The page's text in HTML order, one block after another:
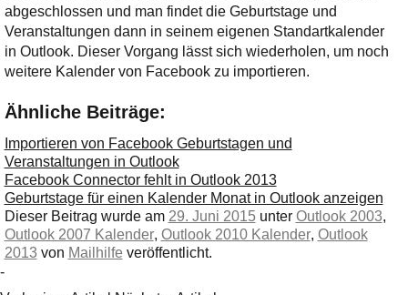
abgeschlossen und man findet die Geburtstage und
Veranstaltungen dann in seinem eigenen Standartkalender
in Outlook. Dieser Vorgang lässt sich wiederholen, um noch
weitere Kalender von Facebook zu importieren.
Ähnliche Beiträge:
Importieren von Facebook Geburtstagen und
Veranstaltungen in Outlook
Facebook Connector fehlt in Outlook 2013
Geburtstage für einen Kalender Monat in Outlook anzeigen
Dieser Beitrag wurde am 29. Juni 2015unter Outlook 2003,
Outlook 2007 Kalender, Outlook 2010 Kalender, Outlook
2013 von Mailhilfe veröffentlicht.
-